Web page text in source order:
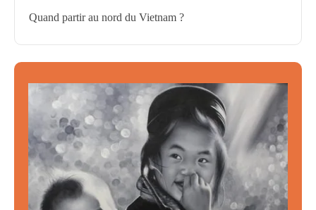
Quand partir au nord du Vietnam ?